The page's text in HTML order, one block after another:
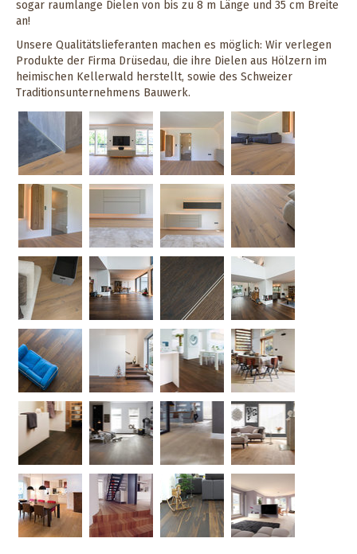
sogar raumlange Dielen von bis zu 8 m Länge und 35 cm Breite
an!
Unsere Qualitätslieferanten machen es möglich: Wir verlegen
Produkte der Firma Drüsedau, die ihre Dielen aus Hölzern im
heimischen Kellerwald herstellt, sowie des Schweizer
Traditionsunternehmens Bauwerk.